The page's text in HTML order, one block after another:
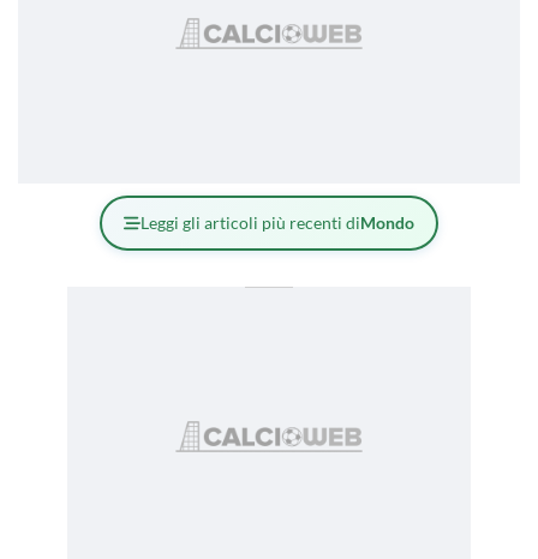
Leggi gli articoli più recenti diMondo